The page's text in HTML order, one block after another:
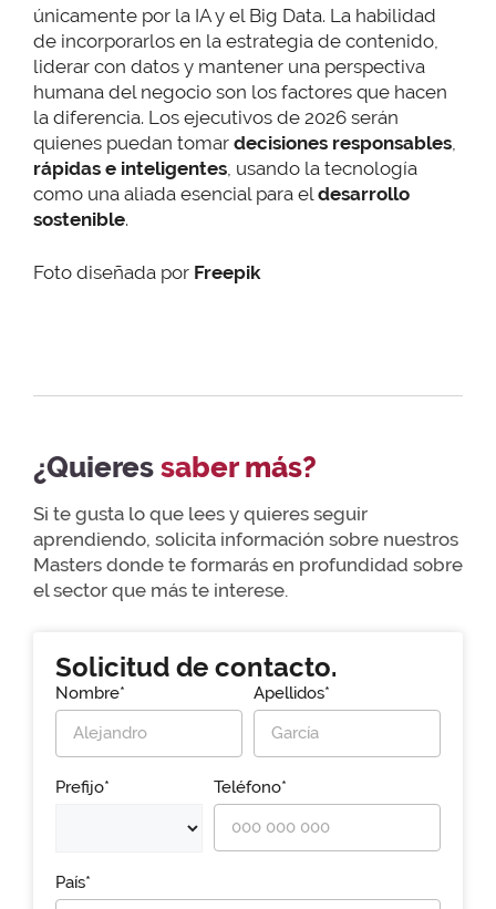
únicamente por la IA y el Big Data. La habilidad
de incorporarlos en la estrategia de contenido,
liderar con datos y mantener una perspectiva
humana del negocio son los factores que hacen
la diferencia. Los ejecutivos de 2026 serán
quienes puedan tomar decisiones responsables
rápidas e inteligentes , usando la tecnología
como una aliada esencial para el desarrollo
sostenible.
Foto diseñada por Freepik
¿Quieressaber más?
Si te gusta lo que lees y quieres seguir
aprendiendo, solicita información sobre nuestros
Masters donde te formarás en profundidad sobre
el sector que más te interese.
Solicitud de contacto.
Nombre* Apellidos*
Prefijo* Teléfono*
País*